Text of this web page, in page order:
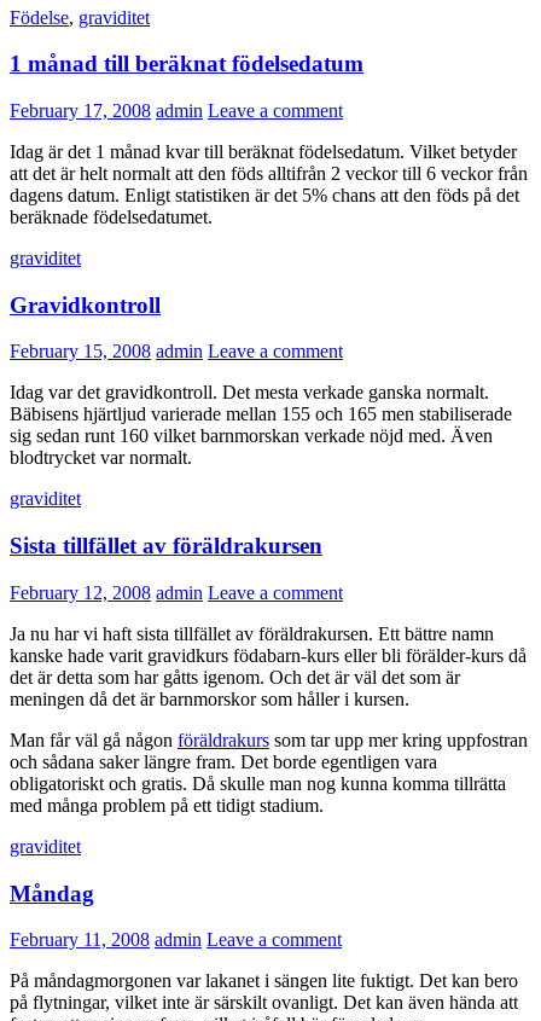
Födelse, graviditet
1 månad till beräknat födelsedatum
February 17, 2008 admin Leave a comment
Idag är det 1 månad kvar till beräknat födelsedatum. Vilket betyder
att det är helt normalt att den föds alltifrån 2 veckor till 6 veckor från
dagens datum. Enligt statistiken är det 5% chans att den föds på det
beräknade födelsedatumet.
graviditet
Gravidkontroll
February 15, 2008 admin Leave a comment
Idag var det gravidkontroll. Det mesta verkade ganska normalt.
Bäbisens hjärtljud varierade mellan 155 och 165 men stabiliserade
sig sedan runt 160 vilket barnmorskan verkade nöjd med. Även
blodtrycket var normalt.
graviditet
Sista tillfället av föräldrakursen
February 12, 2008 admin Leave a comment
Ja nu har vi haft sista tillfället av föräldrakursen. Ett bättre namn
kanske hade varit gravidkurs födabarn-kurs eller bli förälder-kurs då
det är detta som har gåtts igenom. Och det är väl det som är
meningen då det är barnmorskor som håller i kursen.
Man får väl gå någon föräldrakurs som tar upp mer kring uppfostran
och sådana saker längre fram. Det borde egentligen vara
obligatoriskt och gratis. Då skulle man nog kunna komma tillrätta
med många problem på ett tidigt stadium.
graviditet
Måndag
February 11, 2008 admin Leave a comment
På måndagmorgonen var lakanet i sängen lite fuktigt. Det kan bero
på flytningar, vilket inte är särskilt ovanligt. Det kan även hända att